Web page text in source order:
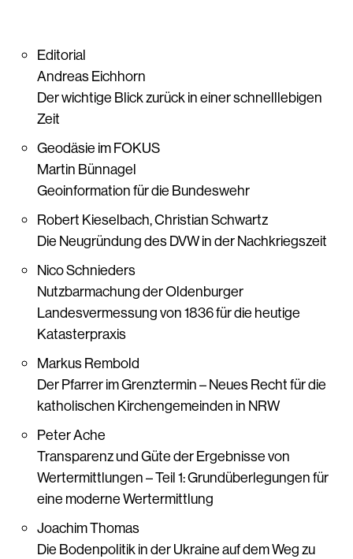
Editorial
Andreas Eichhorn
Der wichtige Blick zurück in einer schnelllebigen
Zeit
Geodäsie im FOKUS
Martin Bünnagel
Geoinformation für die Bundeswehr
Robert Kieselbach, Christian Schwartz
Die Neugründung des DVW in der Nachkriegszeit
Nico Schnieders
Nutzbarmachung der Oldenburger
Landesvermessung von 1836 für die heutige
Katasterpraxis
Markus Rembold
Der Pfarrer im Grenztermin – Neues Recht für die
katholischen Kirchengemeinden in NRW
Peter Ache
Transparenz und Güte der Ergebnisse von
Wertermittlungen – Teil 1: Grundüberlegungen für
eine moderne Wertermittlung
Joachim Thomas
Die Bodenpolitik in der Ukraine auf dem Weg zu